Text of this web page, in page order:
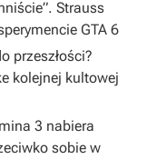
Strauss
GTA 6
przeszłości?
kolejnej kultowej
3 nabiera
sobie w